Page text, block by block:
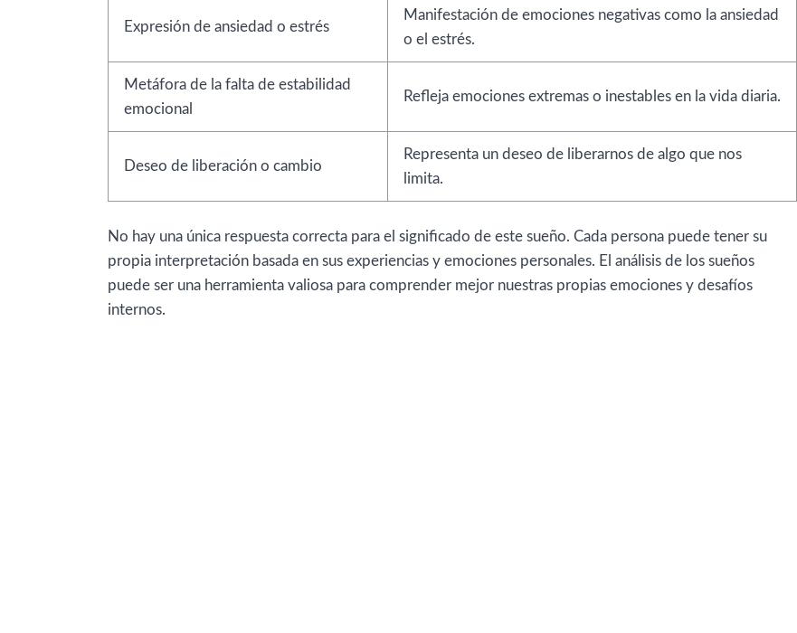
Expresión de ansiedad o estrés
Manifestación de emociones negativas como la ansiedad
o el estrés.
Metáfora de la falta de estabilidad
emocional
Refleja emociones extremas o inestables en la vida diaria.
Deseo de liberación o cambio
Representa un deseo de liberarnos de algo que nos
limita.
No hay una única respuesta correcta para el significado de este sueño. Cada persona puede tener su
propia interpretación basada en sus experiencias y emociones personales. El análisis de los sueños
puede ser una herramienta valiosa para comprender mejor nuestras propias emociones y desafíos
internos.